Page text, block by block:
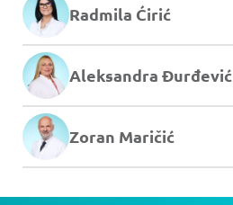
Radmila Ćirić
Aleksandra Đurđević
Zoran Maričić